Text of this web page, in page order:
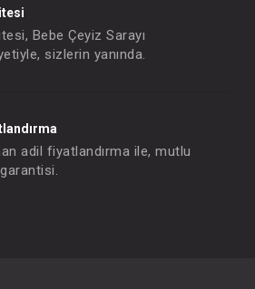
Bebe Çeyiz Sarayı
sizlerin yanında.
adil fiyatlandırma ile, mutlu